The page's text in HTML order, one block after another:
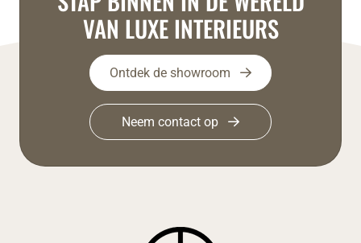
VAN LUXE INTERIEURS
Ontdek de showroom
Neem contact op